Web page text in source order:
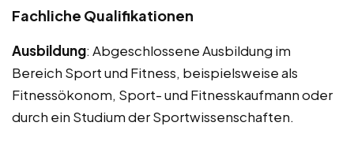
Fachliche Qualifikationen
Ausbildung: Abgeschlossene Ausbildung im
Bereich Sport und Fitness, beispielsweise als
Fitnessökonom, Sport- und Fitnesskaufmann oder
durch ein Studium der Sportwissenschaften.